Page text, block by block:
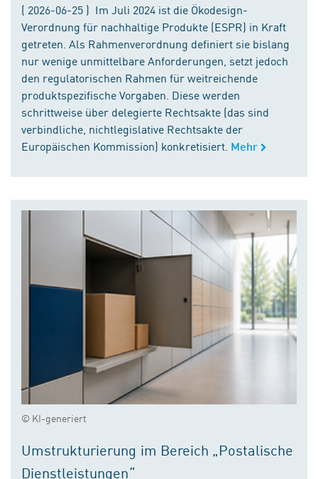
( 2026-06-25 ) Im Juli 2024 ist die Ökodesign-
Verordnung für nachhaltige Produkte (ESPR) in Kraft
getreten. Als Rahmenverordnung definiert sie bislang
nur wenige unmittelbare Anforderungen, setzt jedoch
den regulatorischen Rahmen für weitreichende
produktspezifische Vorgaben. Diese werden
schrittweise über delegierte Rechtsakte (das sind
verbindliche, nichtlegislative Rechtsakte der
Europäischen Kommission) konkretisiert. Mehr
© KI-generiert
Umstrukturierung im Bereich „Postalische
Dienstleistungen“